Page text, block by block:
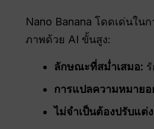
Nano Banana โดดเด่นใน
ภาพด้วย AI ขั้นสูง:
ลักษณะที่สม่ำเสมอ:
การแปลความหมายอ
ไม่จำเป็นต้องปรับแต่